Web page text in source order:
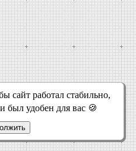
сайт работал стабильно,
был удобен для вас 🍪